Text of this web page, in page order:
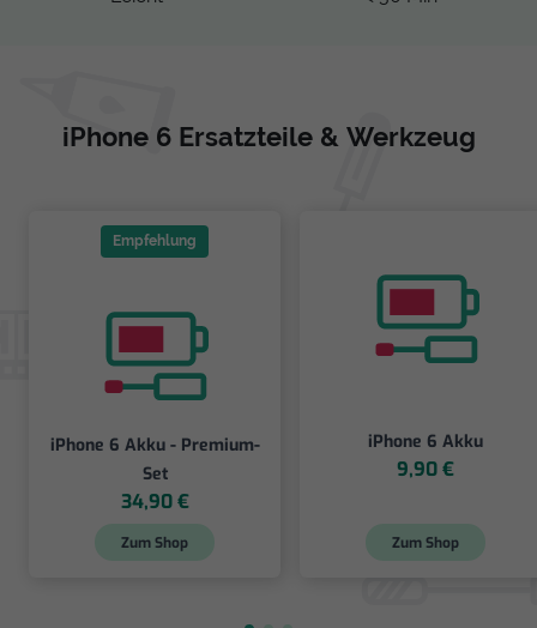
iPhone 6 Ersatzteile & Werkzeug
Empfehlung
iPhone 6 Akku - Premium-
Set
34,90 €
Zum Shop
iPhone 6 Akku
9,90 €
Zum Shop